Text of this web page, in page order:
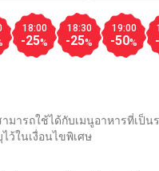
18:00
-25%
18:30
-25%
19:00
-50%
มารถใช้ได้กับเมนูอาหารที่เป็น
ว้ในเงื่อนไขพิเศษ